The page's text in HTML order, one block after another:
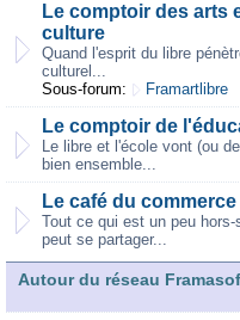
Le comptoir des arts
culture
Quand l'esprit du libre
culturel...
Sous-forum:
Framartlibre
Le comptoir de
Le libre et l'école vont (ou
bien ensemble...
Le café du commerce
Tout ce qui est un peu
peut se partager...
Autour du réseau